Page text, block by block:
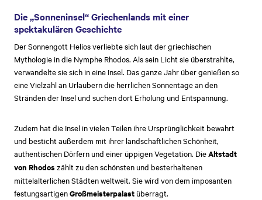
Die „Sonneninsel“ Griechenlands mit einer
spektakulären Geschichte
Der Sonnengott Helios verliebte sich laut der griechischen
Mythologie in die Nymphe Rhodos. Als sein Licht sie überstrahlte,
verwandelte sie sich in eine Insel. Das ganze Jahr über genießen so
eine Vielzahl an Urlaubern die herrlichen Sonnentage an den
Stränden der Insel und suchen dort Erholung und Entspannung.
Zudem hat die Insel in vielen Teilen ihre Ursprünglichkeit bewahrt
und besticht außerdem mit ihrer landschaftlichen Schönheit,
authentischen Dörfern und einer üppigen Vegetation. DieAltstadt
von Rhodos zählt zu den schönsten und besterhaltenen
mittelalterlichen Städten weltweit. Sie wird von dem imposanten
festungsartigenGroßmeisterpalast überragt.